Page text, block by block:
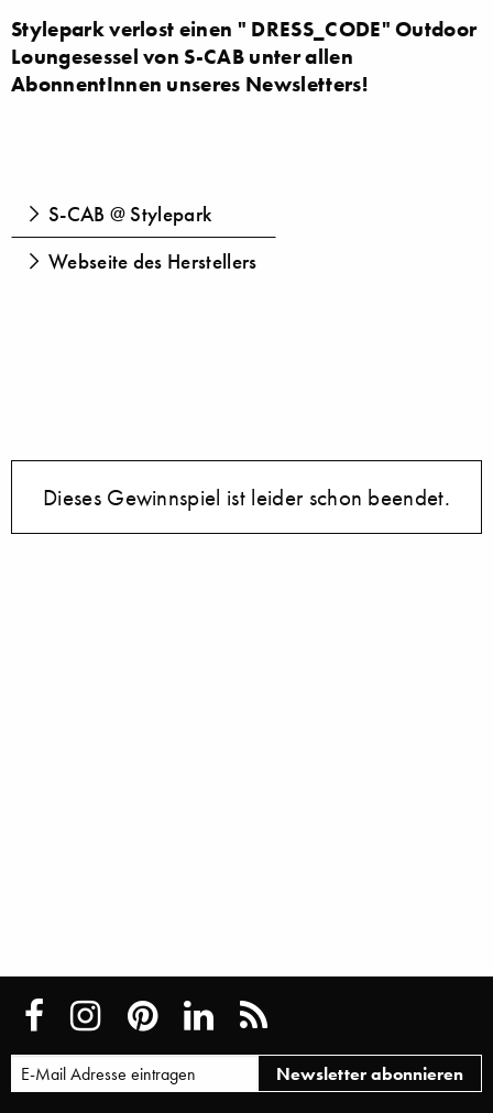
Stylepark verlost einen " DRESS_CODE" Outdoor
Loungesessel von S-CAB unter allen
AbonnentInnen unseres Newsletters!
S-CAB @ Stylepark
Webseite des Herstellers
Dieses Gewinnspiel ist leider schon beendet.